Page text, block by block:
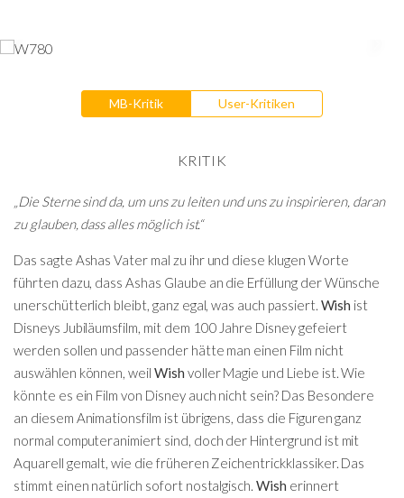
MB-Kritik User-Kritiken
KRITIK
„Die Sterne sind da, um uns zu leiten und uns zu inspirieren, daran
zu glauben, dass alles möglich ist.“
Das sagte Ashas Vater mal zu ihr und diese klugen Worte
führten dazu, dass Ashas Glaube an die Erfüllung der Wünsche
unerschütterlich bleibt, ganz egal, was auch passiert. Wish ist
Disneys Jubiläumsfilm, mit dem 100 Jahre Disney gefeiert
werden sollen und passender hätte man einen Film nicht
auswählen können, weil Wish voller Magie und Liebe ist. Wie
könnte es ein Film von Disney auch nicht sein? Das Besondere
an diesem Animationsfilm ist übrigens, dass die Figuren ganz
normal computeranimiert sind, doch der Hintergrund ist mit
Aquarell gemalt, wie die früheren Zeichentrickklassiker. Das
stimmt einen natürlich sofort nostalgisch.Wish erinnert